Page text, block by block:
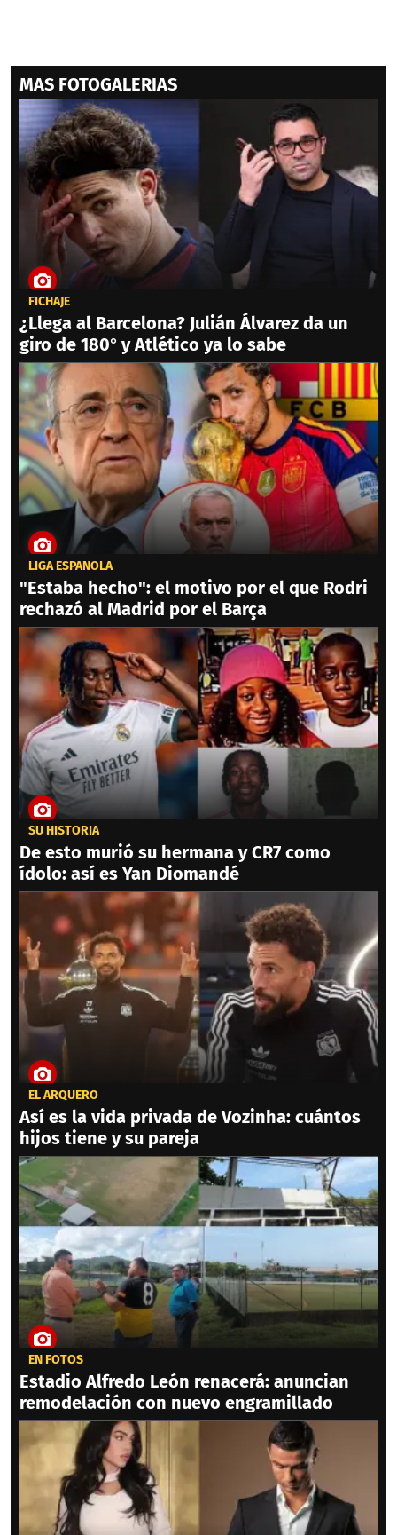
MAS FOTOGALERIAS
FICHAJE
¿Llega al Barcelona? Julián Álvarez da un
giro de 180° y Atlético ya lo sabe
LIGA ESPAÑOLA
"Estaba hecho": el motivo por el que Rodri
rechazó al Madrid por el Barça
SU HISTORIA
De esto murió su hermana y CR7 como
ídolo: así es Yan Diomandé
EL ARQUERO
Así es la vida privada de Vozinha: cuántos
hijos tiene y su pareja
EN FOTOS
Estadio Alfredo León renacerá: anuncian
remodelación con nuevo engramillado